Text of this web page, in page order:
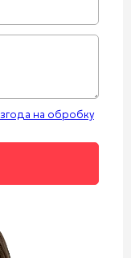
згода на обробку